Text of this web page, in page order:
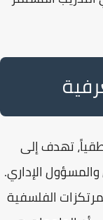
تهدف إلى
الإداري.
الفلسفية